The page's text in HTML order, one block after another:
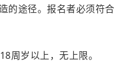
的途径。报名者必须符合
周岁以上，无上限。